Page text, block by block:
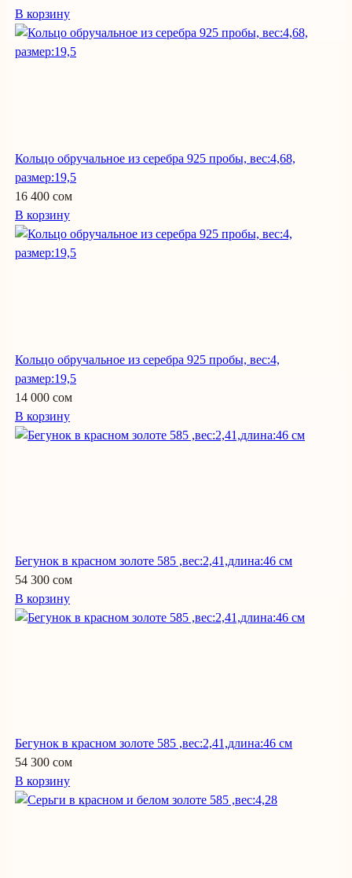
В корзину
Кольцо обручальное из серебра 925 пробы, вес:4,68,
размер:19,5
16 400 сом
В корзину
Кольцо обручальное из серебра 925 пробы, вес:4,
размер:19,5
14 000 сом
В корзину
Бегунок в красном золоте 585 ,вес:2,41,длина:46 см
54 300 сом
В корзину
Бегунок в красном золоте 585 ,вес:2,41,длина:46 см
54 300 сом
В корзину